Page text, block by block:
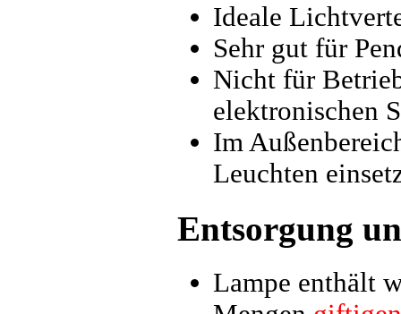
Ideale
Sehr gut für
Nicht für
elektronischen
Im
Leuchten
Entsorgung
Lampe enthält